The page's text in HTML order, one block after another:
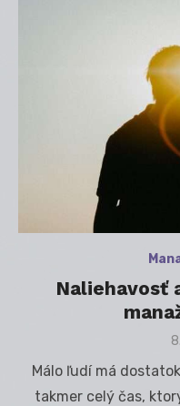
Naliehavosť
Málo ľudí má
takmer celý čas,